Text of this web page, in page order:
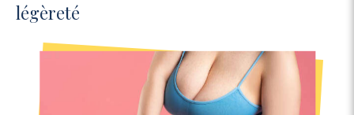
légèreté